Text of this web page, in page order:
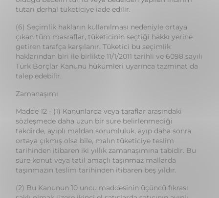
getiren tarafça karşılanır. Tüketici bu seçimlik
haklarından biri ile birlikte 11/1/2011 tarihli ve 6098 sayılı
Türk Borçlar Kanunu hükümleri uyarınca tazminat da
talep edebilir.
Zamanaşımı
Madde 12 - (1) Kanunlarda veya taraflar arasındaki
sözleşmede daha uzun bir süre belirlenmediği
takdirde, ayıplı maldan sorumluluk, ayıp daha sonra
ortaya çıkmış olsa bile, malın tüketiciye teslim
tarihinden itibaren iki yıllık zamanaşımına tabidir. Bu
süre konut veya tatil amaçlı taşınmaz mallarda
taşınmazın teslim tarihinden itibaren beş yıldır.
(2) Bu Kanunun 10 uncu maddesinin üçüncü fıkrası
saklı olmak üzere ikinci el satışlarda satıcının ayıplı
maldan sorumluluğu bir yıldan, konut veya tatil amaçlı
taşınmaz mallarda ise üç yıldan az olamaz.
(3) Ayıp, ağır kusur ya da hile ile gizlenmişse